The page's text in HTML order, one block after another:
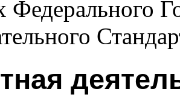
Федерального